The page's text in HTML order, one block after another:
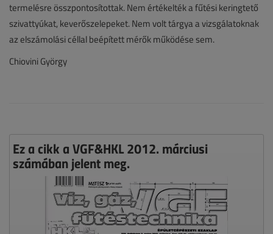
termelésre összpontosítottak. Nem értékelték a fűtési keringtető
szivattyúkat, keverőszelepeket. Nem volt tárgya a vizsgálatoknak
az elszámolási céllal beépített mérők működése sem.
Chiovini György
Ez a cikk a VGF&HKL 2012. márciusi
számában jelent meg.